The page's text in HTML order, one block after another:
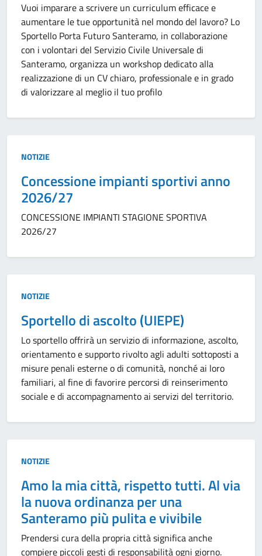
Vuoi imparare a scrivere un curriculum efficace e
aumentare le tue opportunità nel mondo del lavoro? Lo
Sportello Porta Futuro Santeramo, in collaborazione
con i volontari del Servizio Civile Universale di
Santeramo, organizza un workshop dedicato alla
realizzazione di un CV chiaro, professionale e in grado
di valorizzare al meglio il tuo profilo
Tipo:
NOTIZIE
Concessione impianti sportivi anno
2026/27
CONCESSIONE IMPIANTI STAGIONE SPORTIVA
2026/27
Tipo:
NOTIZIE
Sportello di ascolto (UIEPE)
Lo sportello offrirà un servizio di informazione, ascolto,
orientamento e supporto rivolto agli adulti sottoposti a
misure penali esterne o di comunità, nonché ai loro
familiari, al fine di favorire percorsi di reinserimento
sociale e di accompagnamento ai servizi del territorio.
Tipo:
NOTIZIE
Amo la mia città, rispetto tutti. Al via
la nuova ordinanza per una
Santeramo più pulita e vivibile
Prendersi cura della propria città significa anche
compiere piccoli gesti di responsabilità ogni giorno.